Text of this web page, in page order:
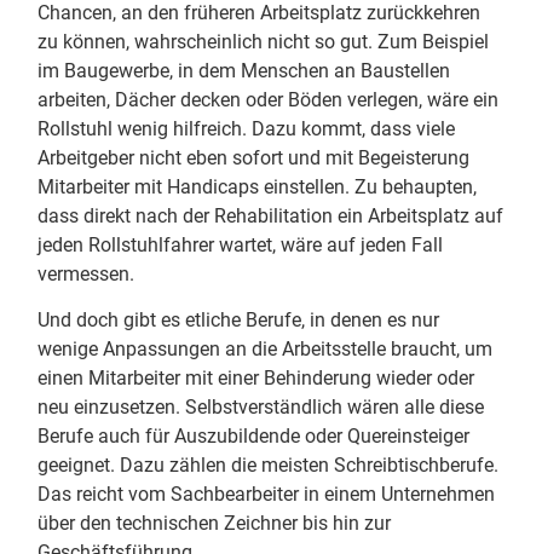
Chancen, an den früheren Arbeitsplatz zurückkehren
zu können, wahrscheinlich nicht so gut. Zum Beispiel
im Baugewerbe, in dem Menschen an Baustellen
arbeiten, Dächer decken oder Böden verlegen, wäre ein
Rollstuhl wenig hilfreich. Dazu kommt, dass viele
Arbeitgeber nicht eben sofort und mit Begeisterung
Mitarbeiter mit Handicaps einstellen. Zu behaupten,
dass direkt nach der Rehabilitation ein Arbeitsplatz auf
jeden Rollstuhlfahrer wartet, wäre auf jeden Fall
vermessen.
Und doch gibt es etliche Berufe, in denen es nur
wenige Anpassungen an die Arbeitsstelle braucht, um
einen Mitarbeiter mit einer Behinderung wieder oder
neu einzusetzen. Selbstverständlich wären alle diese
Berufe auch für Auszubildende oder Quereinsteiger
geeignet. Dazu zählen die meisten Schreibtischberufe.
Das reicht vom Sachbearbeiter in einem Unternehmen
über den technischen Zeichner bis hin zur